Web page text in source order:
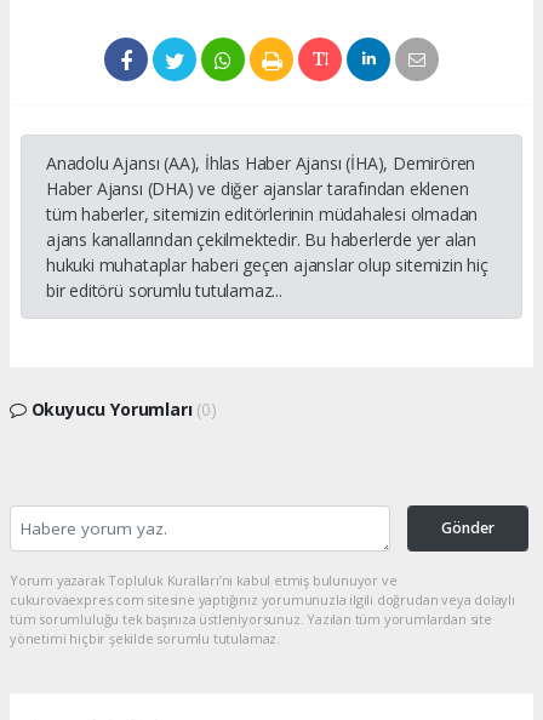
Anadolu Ajansı (AA), İhlas Haber Ajansı (İHA), Demirören
Haber Ajansı (DHA) ve diğer ajanslar tarafından eklenen
tüm haberler, sitemizin editörlerinin müdahalesi olmadan
ajans kanallarından çekilmektedir. Bu haberlerde yer alan
hukuki muhataplar haberi geçen ajanslar olup sitemizin hiç
bir editörü sorumlu tutulamaz...
Okuyucu Yorumları (0)
Gönder
Yorum yazarak Topluluk Kuralları’nı kabul etmiş bulunuyor ve
cukurovaexpres.com sitesine yaptığınız yorumunuzla ilgili doğrudan veya dolaylı
tüm sorumluluğu tek başınıza üstleniyorsunuz. Yazılan tüm yorumlardan site
yönetimi hiçbir şekilde sorumlu tutulamaz.